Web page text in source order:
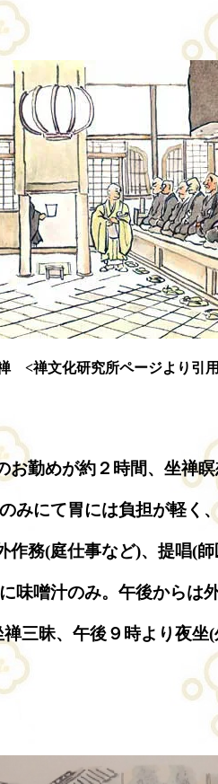
<禅文化研究所ページより引
お勤めが約２時間、坐禅
みにて胃には負担が軽く
作務(庭仕事など)、提唱(
味噌汁のみ。午後からは
三昧、午後９時より夜坐